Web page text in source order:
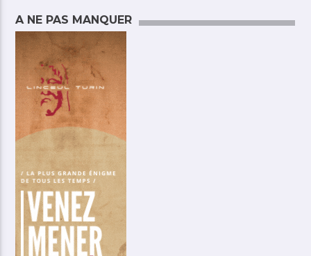
A NE PAS MANQUER